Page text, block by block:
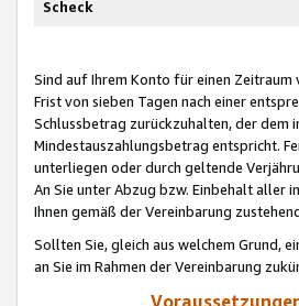
Scheck
Sind auf Ihrem Konto für einen
Frist von sieben Tagen nach einer
Schlussbetrag zurückzuhalten, der dem
Mindestauszahlungsbetrag entspricht.
unterliegen oder durch geltende
An Sie unter Abzug bzw. Einbehalt aller
Ihnen gemäß der Vereinbarung
Sollten Sie, gleich aus welchem Grund,
an Sie im Rahmen der Vereinbarung